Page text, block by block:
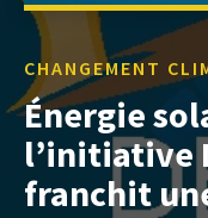
CHANGEMENT
Énergie
l’initiative
franchit